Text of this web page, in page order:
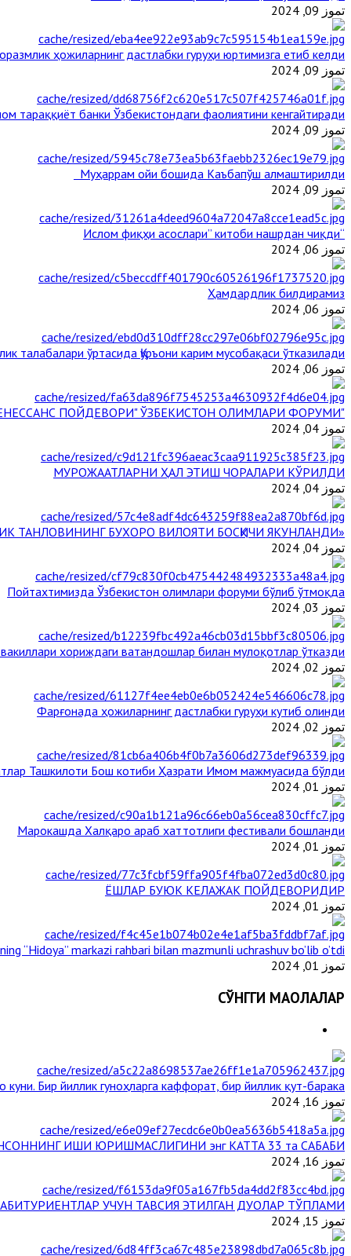
تموز 09, 2024
ҳожиларнинг дастлабки гуруҳи юртимизга етиб келди
تموز 09, 2024
тараққиёт банки Ўзбекистондаги фаолиятини кенгайтиради
تموز 09, 2024
Муҳаррам ойи бошида Каъбапўш алмаштирилди
تموز 09, 2024
“Ислом фиқҳи асослари” китоби нашрдан чиқди
تموز 06, 2024
Ҳамдардлик билдирамиз
تموز 06, 2024
талабалари ўртасида Қуръони карим мусобақаси ўтказилади
تموز 06, 2024
"БУЮК АЖДОДЛАР МЕРОСИ – III РЕНЕССАНС ПОЙДЕВОРИ" ЎЗБЕКИСТОН ОЛИМЛАРИ ФОРУМИ
تموز 04, 2024
МУРОЖААТЛАРНИ ҲАЛ ЭТИШ ЧОРАЛАРИ КЎРИЛДИ
تموز 04, 2024
«ЙИЛ ИМОМИ – 2024» КЎРИК ТАНЛОВИНИНГ БУХОРО ВИЛОЯТИ БОСҚИЧИ ЯКУНЛАНДИ
تموز 04, 2024
Пойтахтимизда Ўзбекистон олимлари форуми бўлиб ўтмоқда
تموز 03, 2024
хориждаги ватандошлар билан мулоқотлар ўтказди
تموز 02, 2024
Фарғонада ҳожиларнинг дастлабки гуруҳи кутиб олинди
تموز 02, 2024
Ташкилоти Бош котиби Ҳазрати Имом мажмуасида бўлди
تموز 01, 2024
Марокашда Халқаро араб хаттотлиги фестивали бошланди
تموز 01, 2024
ЁШЛАР БУЮК КЕЛАЖАК ПОЙДЕВОРИДИР
تموز 01, 2024
“Hidoya” markazi rahbari bilan mazmunli uchrashuv bo’lib o’tdi
تموز 01, 2024
СЎНГГИ МАҚОЛАЛАР
Бир йиллик гуноҳларга каффорат, бир йиллик қут-барака
تموز 16, 2024
ИШИ ЮРИШМАСЛИГИНИ энг КАТТА 33 та САБАБИ
تموز 16, 2024
АБИТУРИЕНТЛАР УЧУН ТАВСИЯ ЭТИЛГАН ДУОЛАР ТЎПЛАМИ
تموز 15, 2024